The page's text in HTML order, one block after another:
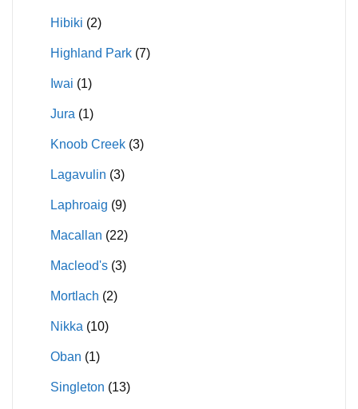
Hibiki (2)
Highland Park (7)
Iwai (1)
Jura (1)
Knoob Creek (3)
Lagavulin (3)
Laphroaig (9)
Macallan (22)
Macleod's (3)
Mortlach (2)
Nikka (10)
Oban (1)
Singleton (13)